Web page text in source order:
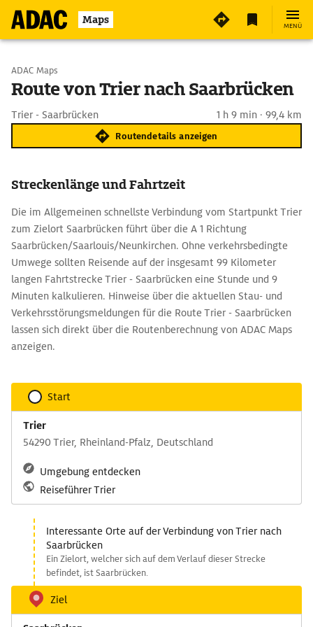
Maps MENÜ
Start wählen
ADAC Maps
Route von Trier nach Saarbrücken
Trier - Saarbrücken 1 h 9 min · 99,4 km
Routendetails anzeigen
Streckenlänge und Fahrtzeit
Die im Allgemeinen schnellste Verbindung vom Startpunkt Trier
zum Zielort Saarbrücken führt über die A 1 Richtung
Saarbrücken/Saarlouis/Neunkirchen. Ohne verkehrsbedingte
Umwege sollten Reisende auf der insgesamt 99 Kilometer
langen Fahrtstrecke Trier - Saarbrücken eine Stunde und 9
Minuten kalkulieren. Hinweise über die aktuellen Stau- und
Verkehrsstörungsmeldungen für die Route Trier - Saarbrücken
lassen sich direkt über die Routenberechnung von ADAC Maps
anzeigen.
Start
Trier
54290 Trier, Rheinland-Pfalz, Deutschland
Umgebung entdecken
Reiseführer Trier
Interessante Orte auf der Verbindung von Trier nach
Saarbrücken
Ein Zielort, welcher sich auf dem Verlauf dieser Strecke
befindet, ist Saarbrücken.
Ziel